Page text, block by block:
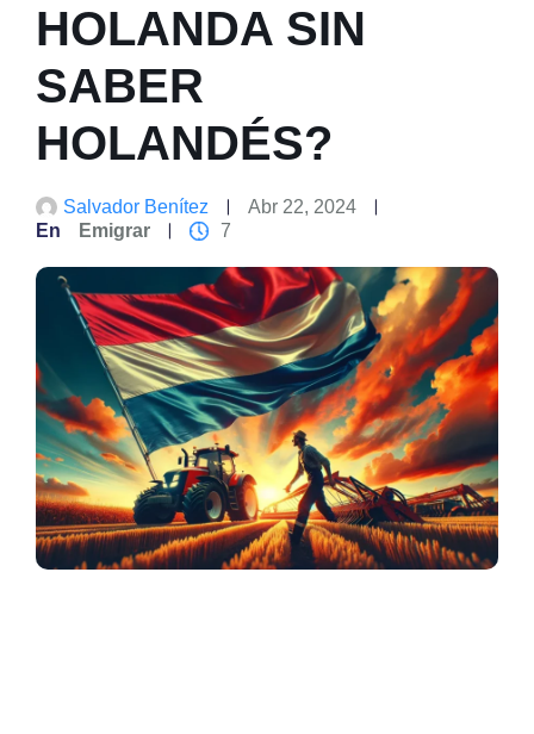
HOLANDA SIN
SABER
HOLANDÉS?
Salvador Benítez
Abr 22, 2024
En
Emigrar 7